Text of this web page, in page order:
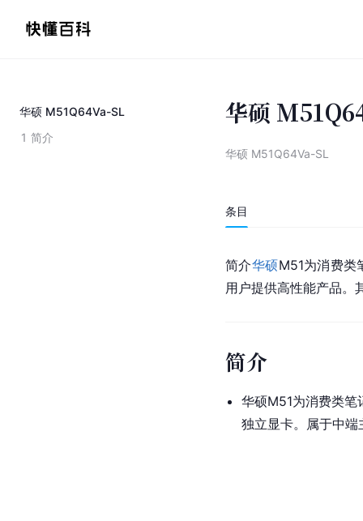
华硕 M51Q64Va-SL
1 简介
华硕
华硕 M51Q64Va-SL
条目
简介华硕M51为消费类
用户提供高性能产品。
简介
华硕M51为消费类笔
独立显卡。属于中端